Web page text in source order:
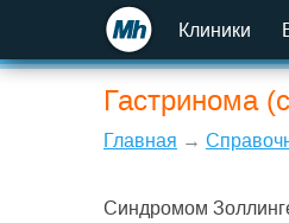
Клиники
Гастринома
Главная →
Синдромом